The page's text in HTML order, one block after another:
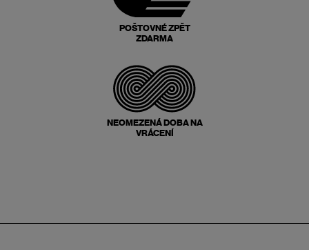
POŠTOVNÉ ZPĚT
ZDARMA
NEOMEZENÁ DOBA NA
VRÁCENÍ